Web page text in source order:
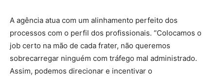
A agência atua com um alinhamento perfeito dos
processos com o perfil dos profissionais. “Colocamos o
job certo na mão de cada frater, não queremos
sobrecarregar ninguém com tráfego mal administrado.
Assim, podemos direcionar e incentivar o